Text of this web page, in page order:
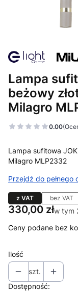
Lampa
beżowy
Milagro
0.00
Lampa sufitowa
Milagro MLP2332
Przejdź do pełnego
z VAT bez VAT
Cena
330,00 złw tym
w tym
Ceny podane bez
Ilość
szt.
Dostępność: